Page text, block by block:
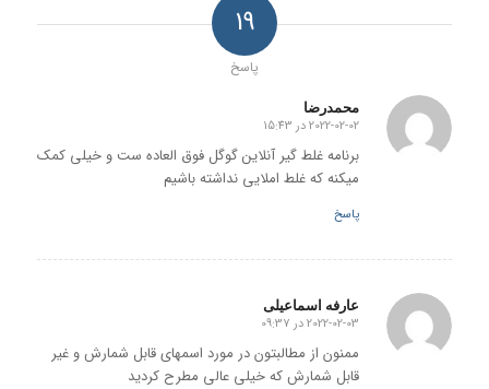
19
پاسخ
محمدرضا
گفته:
2022-02-02 در 15:43
برنامه غلط گیر آنلاین گوگل فوق العاده ست و خیلی کمک
میکنه که غلط املایی نداشته باشیم
پاسخ
عارفه اسماعیلی
گفته:
2022-02-03 در 09:37
ممنون از مطالبتون در مورد اسمهای قابل شمارش و غیر
قابل شمارش که خیلی عالی مطرح کردید